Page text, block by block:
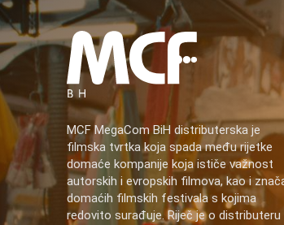
MCF MegaCom BiH distributerska je
filmska tvrtka koja spada među rijetke
domaće kompanije koja ističe važnost
autorskih i evropskih filmova, kao i
domaćih filmskih festivala s kojima
redovito surađuje. Riječ je o distributeru